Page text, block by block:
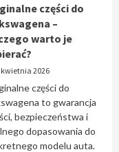
warto odkrywać
–
części do
–
warto je
kwietnia 2026
części do
to gwarancja
bezpieczeństwa i
dopasowania do
modelu auta.